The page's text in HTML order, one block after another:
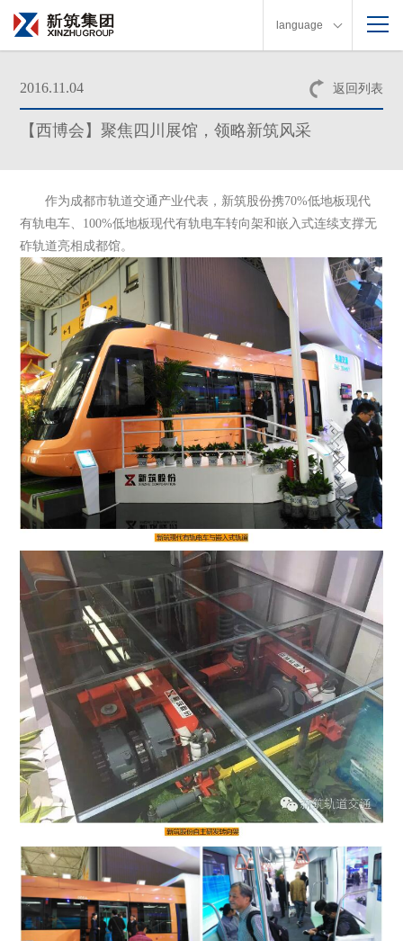
language
返回列表
2016.11.04
【西博会】聚焦四川展馆，领略新筑风采
作为成都市轨道交通产业代表，新筑股份携70%低地板现代
有轨电车、100%低地板现代有轨电车转向架和嵌入式连续支撑无
砟轨道亮相成都馆。